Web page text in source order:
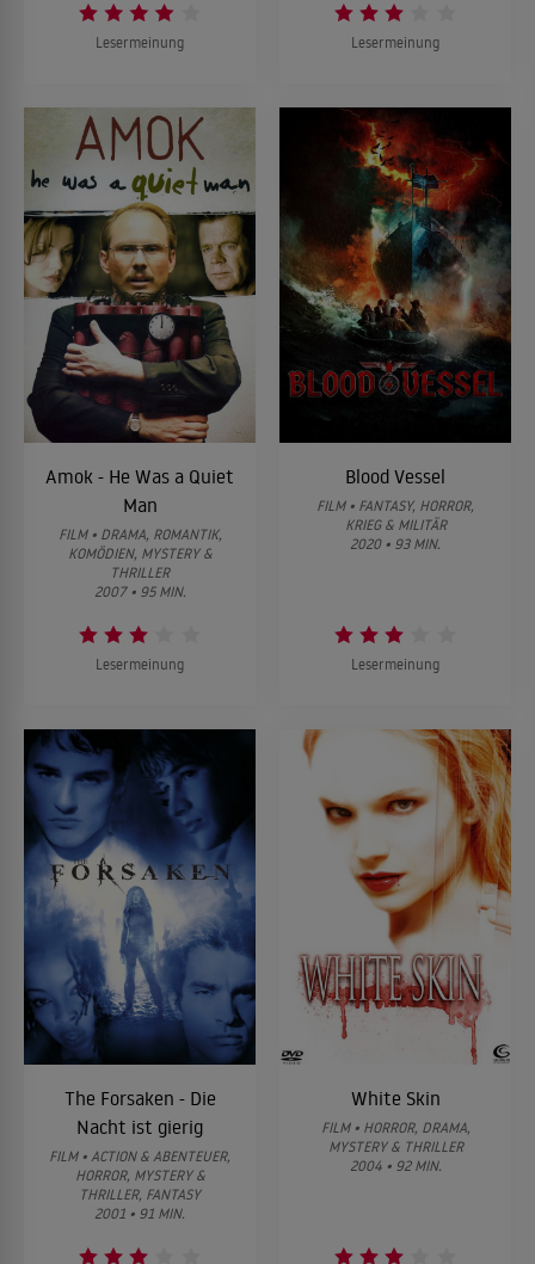
Lesermeinung Lesermeinung
Amok - He Was a Quiet
Man
FILM • DRAMA, ROMANTIK,
KOMÖDIEN, MYSTERY &
THRILLER
2007 • 95 MIN.
Lesermeinung
Blood Vessel
FILM • FANTASY, HORROR,
KRIEG & MILITÄR
2020 • 93 MIN.
Lesermeinung
The Forsaken - Die
Nacht ist gierig
FILM • ACTION & ABENTEUER,
HORROR, MYSTERY &
THRILLER, FANTASY
2001 • 91 MIN.
White Skin
FILM • HORROR, DRAMA,
MYSTERY & THRILLER
2004 • 92 MIN.